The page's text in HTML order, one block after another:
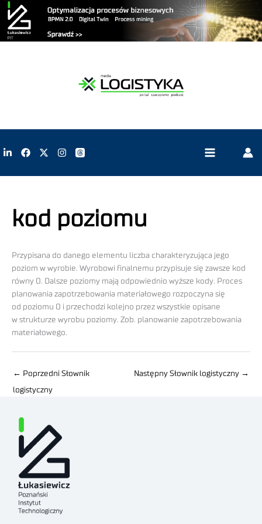
kod poziomu
Przypisana do danego elementu liczba charakteryzująca jego
poziom w wyrobie. Wyrobowi finalnemu przypisuje się zawsze kod
równy 0. Dalsze poziomy mają odpowiednio wyższe kody. Proces
planowania zapotrzebowania materiałowego rozpoczyna się
od poziomu 0 i przechodzi kolejno przez wszystkie opisane
w strukturze wyrobu poziomy. Zob. planowanie zapotrzebowania
materiałowego.
← Poprzedni Słownik
logistyczny
Następny Słownik logistyczny →